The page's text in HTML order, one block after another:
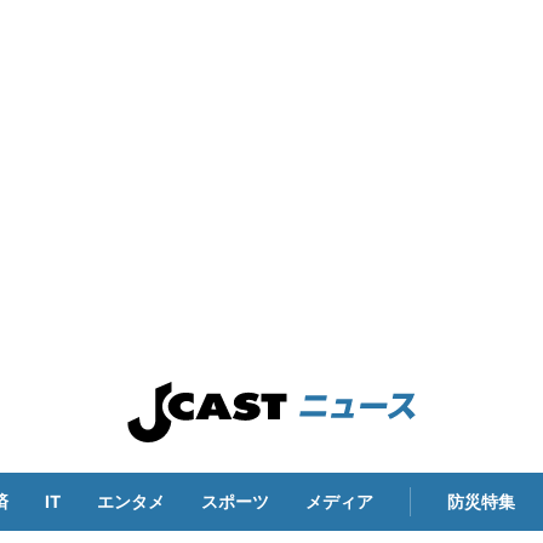
IT エンタメ スポーツ メディア 防災特集